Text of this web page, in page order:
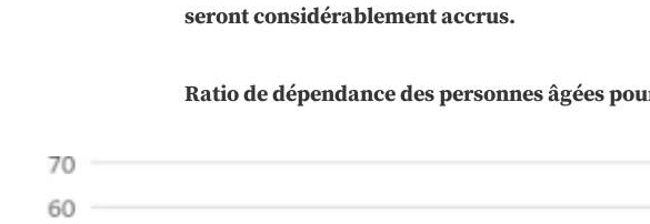
seront considérablement accrus.
Ratio de dépendance des personnes âgées